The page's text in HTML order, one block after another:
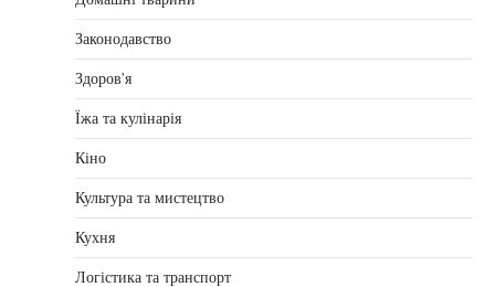
Законодавство
Здоров'я
Їжа та кулінарія
Кіно
Культура та мистецтво
Кухня
Логістика та транспорт